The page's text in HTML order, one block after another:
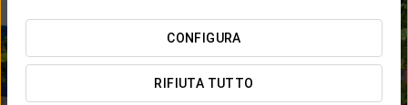
CONFIGURA
RIFIUTA TUTTO